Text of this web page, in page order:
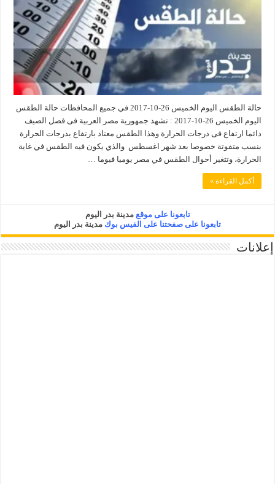
حالة الطقس اليوم الخميس 26-10-2017 في جميع المحافظات حالة الطقس
اليوم الخميس 26-10-2017 : تشهد جمهورية مصر العربية فى فصل الصيف
دائما ارتفاع فى درجات الحرارة وهذا الطقس معتاد بارتفاع بدرجات الحرارة
بنسب متفوتة خصوصا بعد شهر اغسطس والذي يكون فيه الطقس في غاية
الحرارة، وتتغير أحوال الطقس في مصر يوميا فيوما …
أكمل القراءة »
تابعونا على موقعمدينة بدر اليوم
تابعونا على صفحتنا على الفيس بوك مدينة بدر اليوم
إعلانات